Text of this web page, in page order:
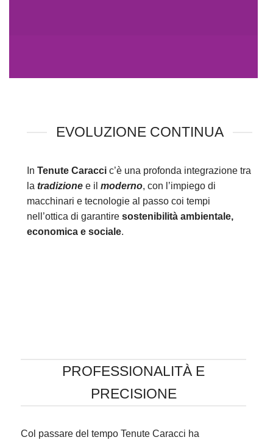
EVOLUZIONE CONTINUA
In Tenute Caraccic’è una profonda integrazione tra
la tradizionee il moderno, con l’impiego di
macchinari e tecnologie al passo coi tempi
nell’ottica di garantire sostenibilità ambientale,
economica e sociale.
PROFESSIONALITÀ E
PRECISIONE
Col passare del tempo Tenute Caracci ha